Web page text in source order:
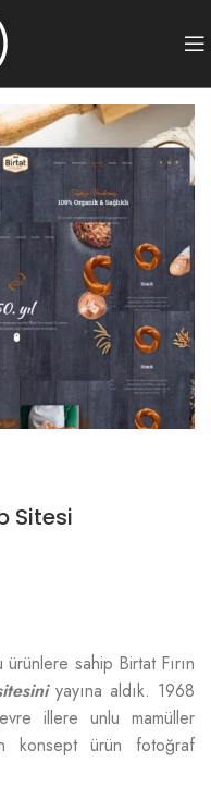
Sitesi
sahip Birtat Fırın
yayına aldık. 1968
illere unlu mamüller
konsept ürün fotoğraf